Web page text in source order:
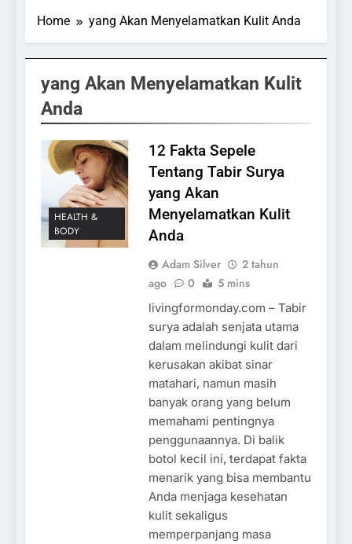
Home yang Akan Menyelamatkan Kulit Anda
yang Akan Menyelamatkan Kulit
Anda
HEALTH &
BODY
12 Fakta Sepele
Tentang Tabir Surya
yang Akan
Menyelamatkan Kulit
Anda
Adam Silver
2 tahun
ago
0 5 mins
livingformonday.com – Tabir
surya adalah senjata utama
dalam melindungi kulit dari
kerusakan akibat sinar
matahari, namun masih
banyak orang yang belum
memahami pentingnya
penggunaannya. Di balik
botol kecil ini, terdapat fakta
menarik yang bisa membantu
Anda menjaga kesehatan
kulit sekaligus
memperpanjang masa